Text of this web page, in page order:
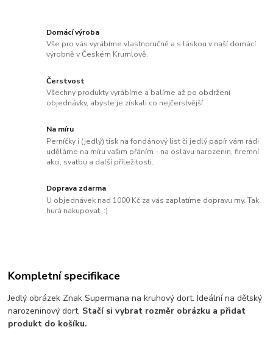
Domácí výroba
Vše pro vás vyrábíme vlastnoručně a s láskou v naší domácí
výrobně v Českém Krumlově.
Čerstvost
Všechny produkty vyrábíme a balíme až po obdržení
objednávky, abyste je získali co nejčerstvější.
Na míru
Perníčky i (jedlý) tisk na fondánový list či jedlý papír vám rádi
uděláme na míru vašim přáním - na oslavu narozenin, firemní
akci, svatbu a další příležitosti.
Doprava zdarma
U objednávek nad 1000 Kč za vás zaplatíme dopravu my. Tak
hurá nakupovat. :)
Kompletní specifikace
Jedlý obrázek Znak Supermana na kruhový dort. Ideální na dětský
narozeninový dort. Stačí si vybrat rozměr obrázku a přidat
produkt do košíku.